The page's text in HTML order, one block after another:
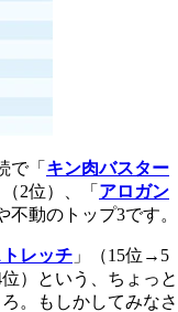
で「 キン肉バスター
（2位）、「 アロガン
不動のトップ3です。
レッチ 」（15位→5
）という、ちょっと
。もしかしてみなさ